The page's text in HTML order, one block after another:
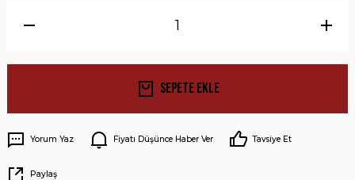
Sepete Ekle
Yorum Yaz Fiyatı Düşünce Haber Ver Tavsiye Et
Paylaş